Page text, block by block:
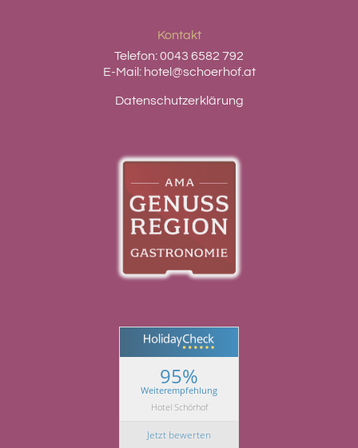
Kontakt
Telefon:0043 6582 792
E-Mail: hotel@schoerhof.at
Datenschutzerklärung
95%
Weiterempfehlung
Hotel Schörhof
Jetzt bewerten